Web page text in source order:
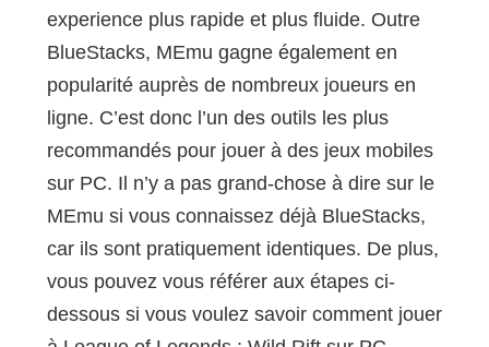
experience plus rapide et plus fluide. Outre
BlueStacks, MEmu gagne également en
popularité auprès de nombreux joueurs en
ligne. C’est donc l’un des outils les plus
recommandés pour jouer à des jeux mobiles
sur PC. Il n’y a pas grand-chose à dire sur le
MEmu si vous connaissez déjà BlueStacks,
car ils sont pratiquement identiques. De plus,
vous pouvez vous référer aux étapes ci-
dessous si vous voulez savoir comment jouer